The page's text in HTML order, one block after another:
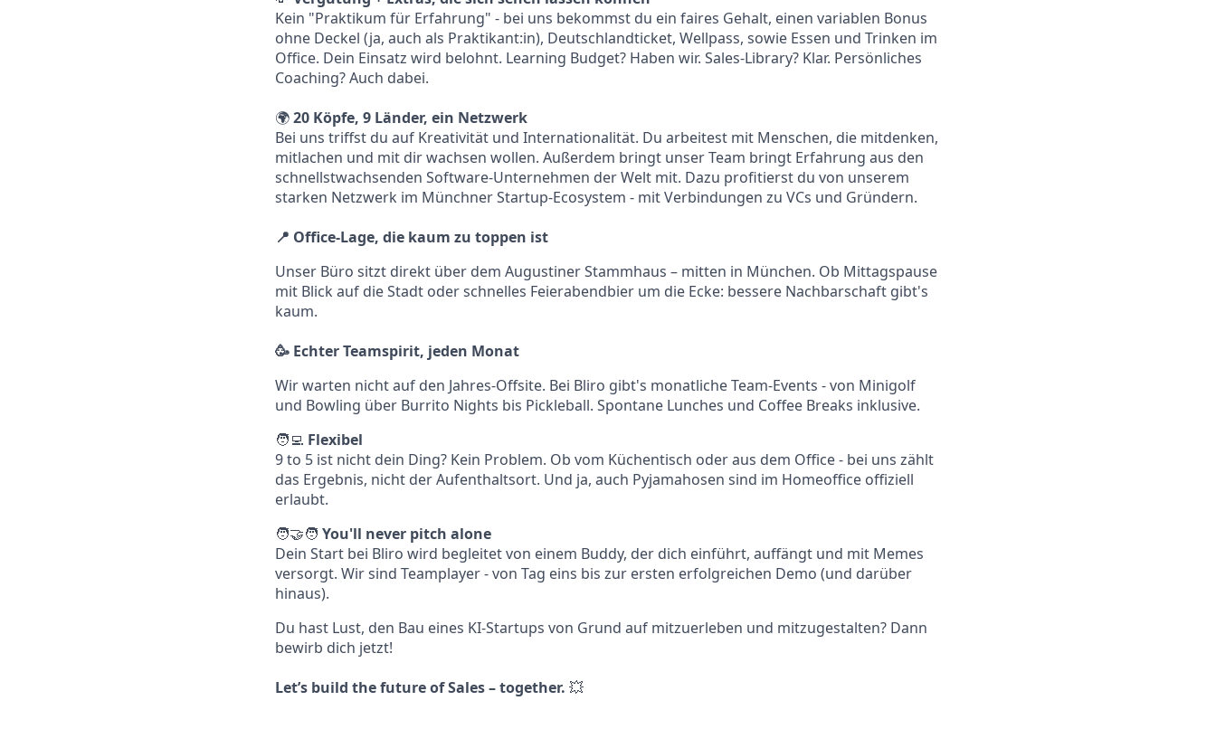
Kein "Praktikum für Erfahrung" - bei uns bekommst du ein faires Gehalt, einen variablen Bonus
ohne Deckel (ja, auch als Praktikant:in), Deutschlandticket, Wellpass, sowie Essen und Trinken im
Office. Dein Einsatz wird belohnt. Learning Budget? Haben wir. Sales-Library? Klar. Persönliches
Coaching? Auch dabei.
🌍20 Köpfe, 9 Länder, ein Netzwerk
Bei uns triffst du auf Kreativität und Internationalität. Du arbeitest mit Menschen, die mitdenken,
mitlachen und mit dir wachsen wollen. Außerdem bringt unser Team bringt Erfahrung aus den
schnellstwachsenden Software-Unternehmen der Welt mit. Dazu profitierst du von unserem
starken Netzwerk im Münchner Startup-Ecosystem - mit Verbindungen zu VCs und Gründern.
📍 Office-Lage, die kaum zu toppen ist
Unser Büro sitzt direkt über dem Augustiner Stammhaus – mitten in München. Ob Mittagspause
mit Blick auf die Stadt oder schnelles Feierabendbier um die Ecke: bessere Nachbarschaft gibt's
kaum.
🥳 Echter Teamspirit, jeden Monat
Wir warten nicht auf den Jahres-Offsite. Bei Bliro gibt's monatliche Team-Events - von Minigolf
und Bowling über Burrito Nights bis Pickleball. Spontane Lunches und Coffee Breaks inklusive.
🧑‍💻 Flexibel
9 to 5 ist nicht dein Ding? Kein Problem. Ob vom Küchentisch oder aus dem Office - bei uns zählt
das Ergebnis, nicht der Aufenthaltsort. Und ja, auch Pyjamahosen sind im Homeoffice offiziell
erlaubt.
🧑‍🤝‍🧑 You'll never pitch alone
Dein Start bei Bliro wird begleitet von einem Buddy, der dich einführt, auffängt und mit Memes
versorgt. Wir sind Teamplayer - von Tag eins bis zur ersten erfolgreichen Demo (und darüber
hinaus).
Du hast Lust, den Bau eines KI-Startups von Grund auf mitzuerleben und mitzugestalten? Dann
bewirb dich jetzt!
Let’s build the future of Sales – together. 💥